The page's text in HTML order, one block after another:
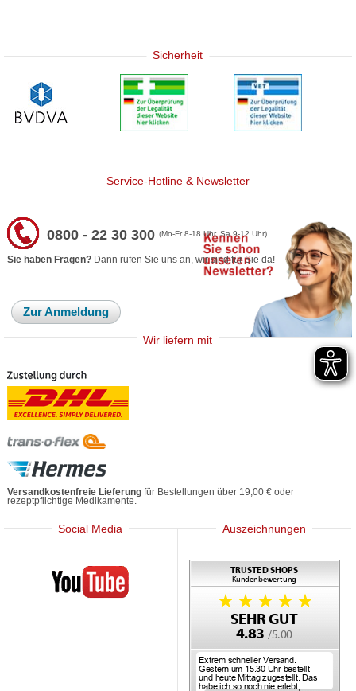
Sicherheit
Service-Hotline & Newsletter
0800 - 22 30 300(Mo-Fr 8-18 Uhr, Sa 9-12 Uhr)
Sie haben Fragen? Dann rufen Sie uns an, wir sind für Sie da!
Zur Anmeldung
Wir liefern mit
Versandkostenfreie Lieferung für Bestellungen über 19,00 € oder
rezeptpflichtige Medikamente.
Social Media
Mediherz
Auszeichnungen